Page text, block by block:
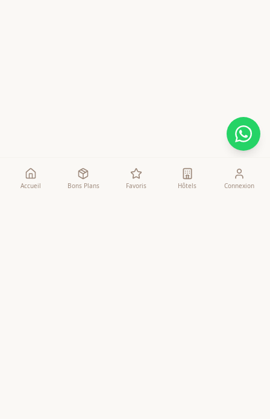
Accueil Bons Plans Favoris Hôtels Connexion